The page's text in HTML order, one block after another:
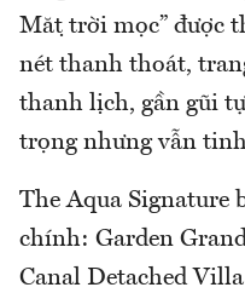
Mặt trời mọc” được
nét thanh thoát,
thanh lịch, gần gũi
trọng nhưng vẫn
The Aqua Signature
chính: Garden
Canal Detached